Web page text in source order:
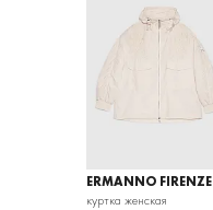
ERMANNO FIRENZE
куртка женская